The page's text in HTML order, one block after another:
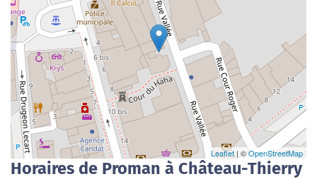
Leaflet| ©OpenStreetMap
Horaires de Proman à Château-Thierry